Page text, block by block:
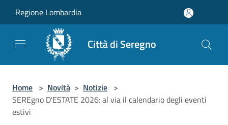
Regione Lombardia
Città di Seregno
Home > Novità > Notizie >
SEREgno D'ESTATE 2026: al via il calendario degli eventi
estivi